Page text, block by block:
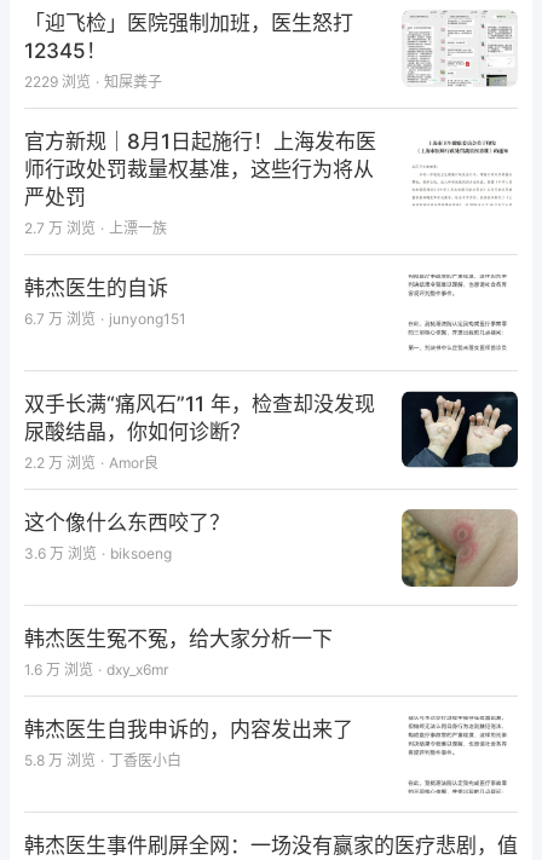
「迎飞检」医院强制加班，医生怒打
12345！
2229 浏览 · 知屎粪子
官方新规｜8月1日起施行！上海发布医
师行政处罚裁量权基准，这些行为将从
严处罚
2.7 万 浏览 · 上漂一族
韩杰医生的自诉
6.7 万 浏览 · junyong151
双手长满“痛风石”11 年，检查却没发现
尿酸结晶，你如何诊断？
2.2 万 浏览 · Amor良
这个像什么东西咬了？
3.6 万 浏览 · biksoeng
韩杰医生冤不冤，给大家分析一下
1.6 万 浏览 · dxy_x6mr
韩杰医生自我申诉的，内容发出来了
5.8 万 浏览 · 丁香医小白
韩杰医生事件刷屏全网：一场没有赢家的医疗悲剧，值